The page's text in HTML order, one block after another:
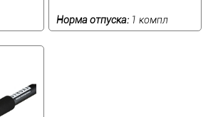
Норма отпуска: 1 компл